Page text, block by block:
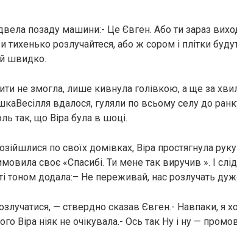
позаду машини:- Це Євген. Або ти зараз
тихенько розлучайтеся, або ж сором і плітки
швидко.
не змогла, лише кивнула голівкою, а ще за
вдалося, гуляли по всьому селу до
так, що Віра була в шоці.
по своїх домівках, Віра простягнула
своє «Спасибі. Ти мене так виручив ». І
тоном додала:– Не переживай, нас розлучать
— ствердно сказав Євген.- Навпаки, я
Віра ніяк не очікувала.- Ось так Ну і ну —